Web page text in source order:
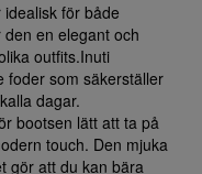
för både
en elegant och
outfits.Inuti
foder som säkerställer
dagar.
bootsen lätt att ta på
touch. Den mjuka
gör att du kan bära